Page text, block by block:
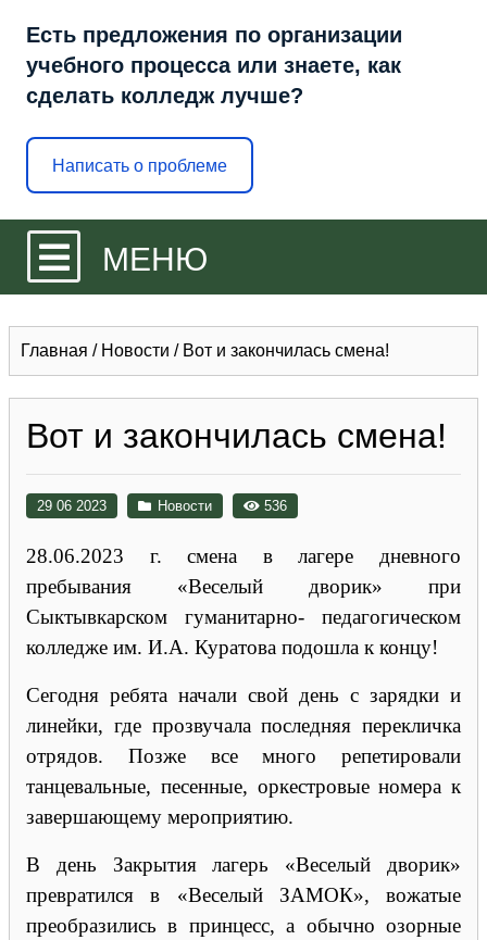
Есть предложения по организации
учебного процесса или знаете, как
сделать колледж лучше?
Написать о проблеме
МЕНЮ
Главная / Новости / Вот и закончилась смена!
Вот и закончилась смена!
29 06 2023 Новости 536
28.06.2023 г. смена в лагере дневного
пребывания «Веселый дворик» при
Сыктывкарском гуманитарно- педагогическом
колледже им. И.А. Куратова подошла к концу!
Сегодня ребята начали свой день с зарядки и
линейки, где прозвучала последняя перекличка
отрядов. Позже все много репетировали
танцевальные, песенные, оркестровые номера к
завершающему мероприятию.
В день Закрытия лагерь «Веселый дворик»
превратился в «Веселый ЗАМОК», вожатые
преобразились в принцесс, а обычно озорные